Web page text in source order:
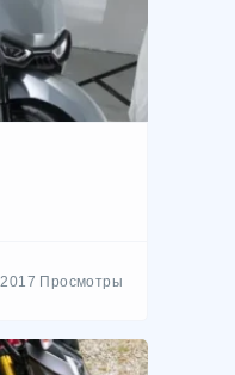
2017 Просмотры